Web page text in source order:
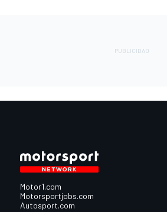
Motor1.com
Motorsportjobs.com
Autosport.com